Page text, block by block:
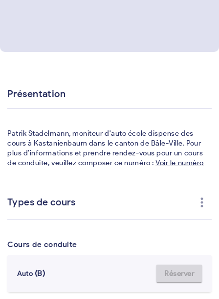
Présentation
Patrik Stadelmann, moniteur d'auto école dispense des
cours à Kastanienbaum dans le canton de Bâle-Ville. Pour
plus d'informations et prendre rendez-vous pour un cours
de conduite, veuillez composer ce numéro :Voir le numéro
Types de cours more_vert
Cours de conduite
Auto (B) Réserver